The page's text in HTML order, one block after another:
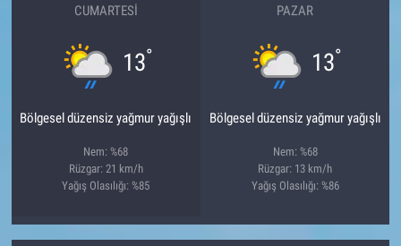
CUMARTESI
13°
Bölgesel düzensiz yağmur yağışlı
Nem: %68
Rüzgar: 21 km/h
Yağış Olasılığı: %85
PAZAR
13°
Bölgesel düzensiz yağmur yağışlı
Nem: %68
Rüzgar: 13 km/h
Yağış Olasılığı: %86